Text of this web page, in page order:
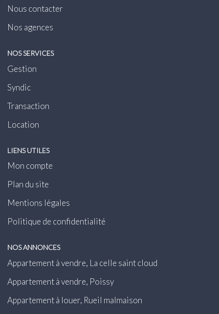
Nous contacter
Nos agences
NOS SERVICES
Gestion
Syndic
Transaction
Location
LIENS UTILES
Mon compte
Plan du site
Mentions légales
Politique de confidentialité
NOS ANNONCES
Appartement à vendre, La celle saint cloud
Appartement à vendre, Poissy
Appartement à louer, Rueil malmaison